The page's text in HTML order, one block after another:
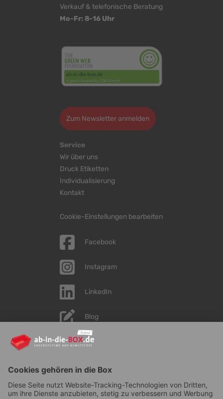
Verkauf & telefonische Beratung
Mo-Fr: 8-16 Uhr
Zum Newsletter anmelden
Service
Wir über uns
Druck Etiketten
Individualisierung
Kontakt
Cookie-Einstellungen bearbeiten
Facebook
Instagram
LinkedIn
Blog
YouTube